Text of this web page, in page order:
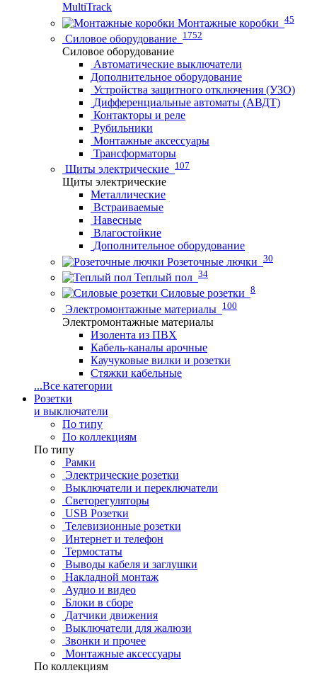
MultiTrack
Монтажные коробки 45
Силовое оборудование 1752
Силовое оборудование
Автоматические выключатели
Дополнительное оборудование
Устройства защитного отключения (УЗО)
Дифференциальные автоматы (АВДТ)
Контакторы и реле
Рубильники
Монтажные аксессуары
Трансформаторы
Щиты электрические 107
Щиты электрические
Металлические
Встраиваемые
Навесные
Влагостойкие
Дополнительное оборудование
Розеточные лючки 30
Теплый пол 34
Силовые розетки 8
Электромонтажные материалы 100
Электромонтажные материалы
Изолента из ПВХ
Кабель-каналы арочные
Каучуковые вилки и розетки
Стяжки кабельные
...Все категории
Розетки
и выключатели
По типу
По коллекциям
По типу
Рамки
Электрические розетки
Выключатели и переключатели
Светорегуляторы
USB Розетки
Телевизионные розетки
Интернет и телефон
Термостаты
Выводы кабеля и заглушки
Накладной монтаж
Аудио и видео
Блоки в сборе
Датчики движения
Выключатели для жалюзи
Звонки и прочее
Монтажные аксессуары
По коллекциям